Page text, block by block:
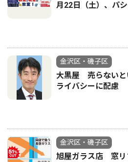
月22日（土）、パ
金沢区・磯子区
大黒屋 売らない
ライバシーに配慮
金沢区・磯子区
旭屋ガラス店 窓